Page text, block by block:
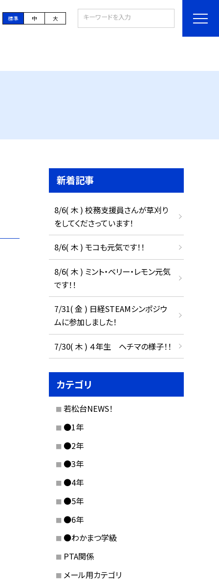
標準 中 大
新着記事
8/6( 木 ) 校務支援員さんが草刈り
をしてくださっています！
8/6( 木 ) モコも元気です！！
8/6( 木 ) ミント・ベリー・レモン元気
です！！
7/31( 金 ) 日経STEAMシンポジウ
ムに参加しました！
7/30( 木 ) ４年生 ヘチマの様子！！
カテゴリ
若松台NEWS！
●1年
●2年
●3年
●4年
●5年
●6年
●わかまつ学級
PTA関係
メール用カテゴリ